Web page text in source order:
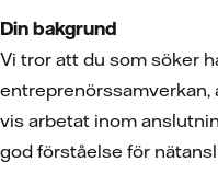
Din bakgrund
Vi tror att du som söker
entreprenörssamverkan,
vis arbetat inom
god förståelse för